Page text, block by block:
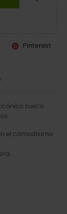
Pinterest
zueco
el cómodísimo